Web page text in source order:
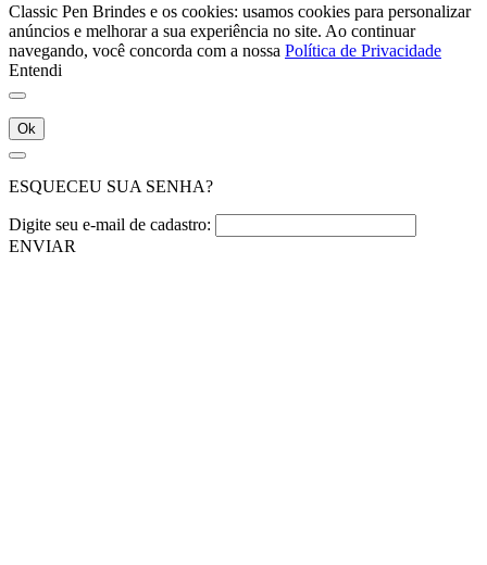
Classic Pen Brindes e os cookies: usamos cookies para personalizar
anúncios e melhorar a sua experiência no site. Ao continuar
navegando, você concorda com a nossa Política de Privacidade
Entendi
Ok
ESQUECEU SUA SENHA?
Digite seu e-mail de cadastro:
ENVIAR